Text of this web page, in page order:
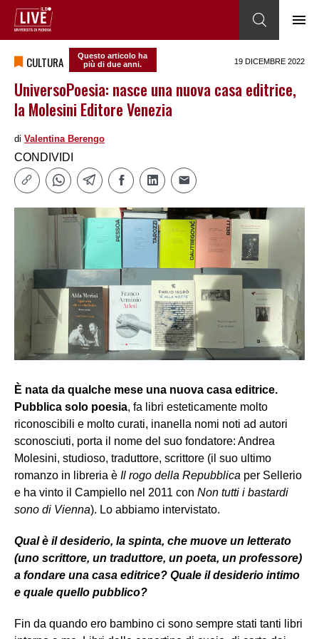
CULTURA
Questo articolo ha
più di due anni.
19 DICEMBRE 2022
UniversoPoesia: nasce una nuova casa editrice,
la Molesini Editore Venezia
di Valentina Berengo
CONDIVIDI
È nata da qualche mese una nuova casa editrice.
Pubblica solo poesia, fa libri esteticamente molto
riconoscibili e molto curati, inanella nomi noti ad autori
sconosciuti, porta il nome del suo fondatore: Andrea
Molesini, studioso, traduttore, scrittore (il suo ultimo
romanzo in libreria è Il rogo della Repubblica per Sellerio
e ha vinto il Campiello nel 2011 con Non tutti i bastardi
sono di Vienna). Lo abbiamo intervistato.
Qual è il desiderio, la spinta, che muove un letterato
(uno scrittore, un traduttore, un poeta, un professore)
a fondare una casa editrice? Quale il desiderio intimo
e quale quello pubblico?
Fin da quando ero bambino ci sono sempre stati tanti libri